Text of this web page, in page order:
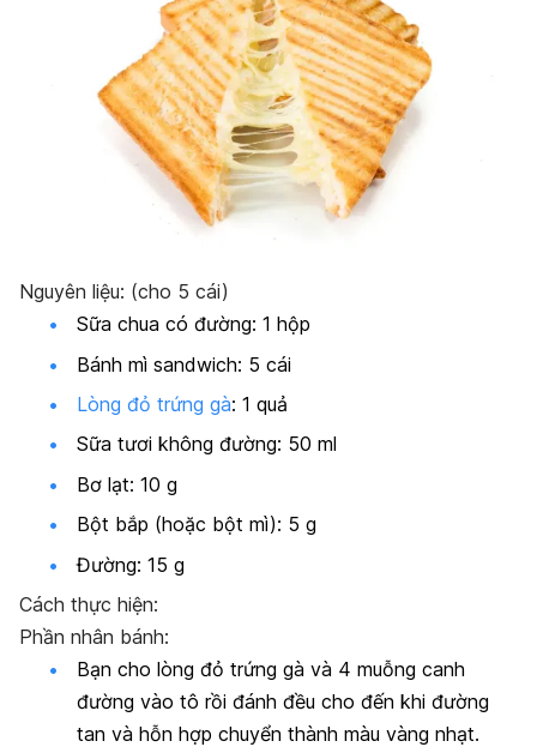
Nguyên liệu: (cho 5 cái)
Sữa chua có đường: 1 hộp
Bánh mì sandwich: 5 cái
Lòng đỏ trứng gà: 1 quả
Sữa tươi không đường: 50 ml
Bơ lạt: 10 g
Bột bắp (hoặc bột mì): 5 g
Đường: 15 g
Cách thực hiện:
Phần nhân bánh:
Bạn cho lòng đỏ trứng gà và 4 muỗng canh
đường vào tô rồi đánh đều cho đến khi đường
tan và hỗn hợp chuyển thành màu vàng nhạt.